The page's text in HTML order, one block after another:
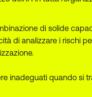
di solide
di analizzare i rischi
inadeguati quando si